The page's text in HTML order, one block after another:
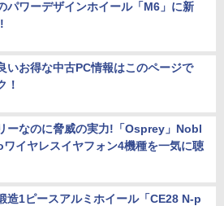
パワーデザインホイール「M6」に新
いお得な中古PC情報はこのページで
！
ーなのに脅威の実力!「Osprey」Nobl
イヤレスイヤフォン4機種を一気に聴
造1ピースアルミホイール「CE28 N-p